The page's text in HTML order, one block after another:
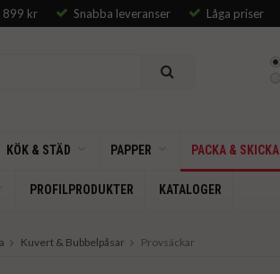
899 kr Snabba leveranser Låga priser
KÖK & STÄD PAPPER PACKA & SKICKA
PROFILPRODUKTER KATALOGER
Kuvert & Bubbelpåsar Provsäckar